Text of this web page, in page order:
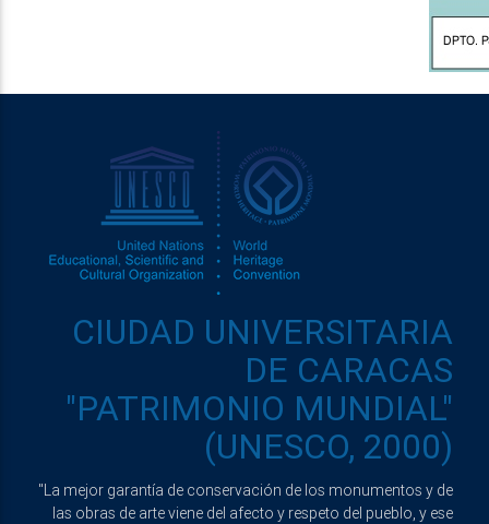
CIUDAD UNIVERSITARIA
DE CARACAS
"PATRIMONIO MUNDIAL"
(UNESCO, 2000)
"La mejor garantía de conservación de los monumentos y de
las obras de arte viene del afecto y respeto del pueblo, y ese